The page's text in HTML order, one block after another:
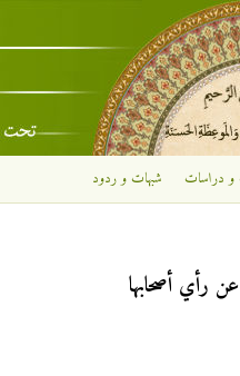
و دراسات شبهات و ردود
رأي أصحابها